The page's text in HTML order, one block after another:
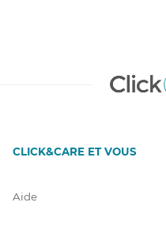
CLICK&CARE ET VOUS
Aide